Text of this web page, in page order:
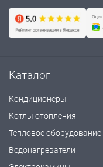
Каталог
Кондиционеры
Котлы отопления
Тепловое оборудование
Водонагреватели